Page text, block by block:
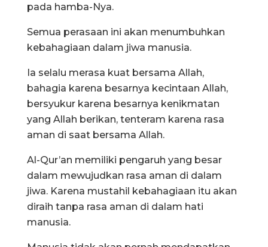
pada hamba-Nya.
Semua perasaan ini akan menumbuhkan
kebahagiaan dalam jiwa manusia.
Ia selalu merasa kuat bersama Allah,
bahagia karena besarnya kecintaan Allah,
bersyukur karena besarnya kenikmatan
yang Allah berikan, tenteram karena rasa
aman di saat bersama Allah.
Al-Qur’an memiliki pengaruh yang besar
dalam mewujudkan rasa aman di dalam
jiwa. Karena mustahil kebahagiaan itu akan
diraih tanpa rasa aman di dalam hati
manusia.